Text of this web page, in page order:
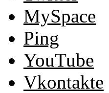
MySpace
Ping
YouTube
Vkontakte